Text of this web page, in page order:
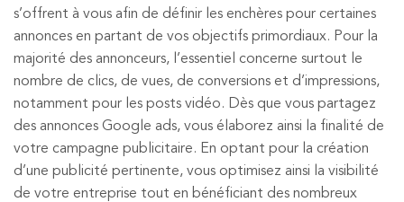
s’offrent à vous afin de définir les enchères pour certaines
annonces en partant de vos objectifs primordiaux. Pour la
majorité des annonceurs, l’essentiel concerne surtout le
nombre de clics, de vues, de conversions et d’impressions,
notamment pour les posts vidéo. Dès que vous partagez
des annonces Google ads, vous élaborez ainsi la finalité de
votre campagne publicitaire. En optant pour la création
d’une publicité pertinente, vous optimisez ainsi la visibilité
de votre entreprise tout en bénéficiant des nombreux